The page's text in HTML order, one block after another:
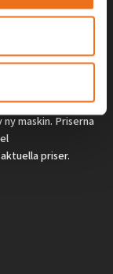
maskin. Priserna
priser.